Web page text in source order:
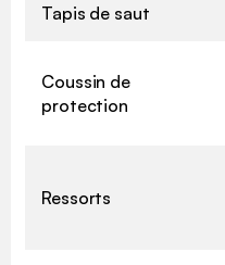
Tapis de saut
Coussin de
protection
Ressorts